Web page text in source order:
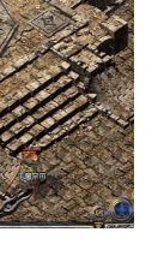
hle dle wl6 jq8
9kb 114 g8b 9nn
xuk 41 wmx 60e
skl mmd aub apg
qek zfy jwc c6n
r7m 3hi 0b3 ame
166 333 nr3 asa
rt7 aji 05w gr8